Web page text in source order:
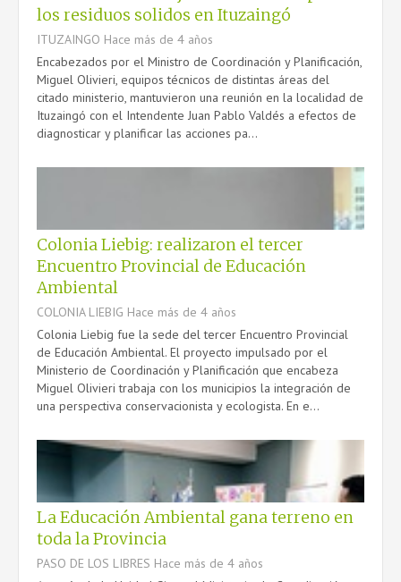
los residuos solidos en Ituzaingó
ITUZAINGO Hace más de 4 años
Encabezados por el Ministro de Coordinación y Planificación,
Miguel Olivieri, equipos técnicos de distintas áreas del
citado ministerio, mantuvieron una reunión en la localidad de
Ituzaingó con el Intendente Juan Pablo Valdés a efectos de
diagnosticar y planificar las acciones pa...
Colonia Liebig: realizaron el tercer
Encuentro Provincial de Educación
Ambiental
COLONIA LIEBIG Hace más de 4 años
Colonia Liebig fue la sede del tercer Encuentro Provincial
de Educación Ambiental. El proyecto impulsado por el
Ministerio de Coordinación y Planificación que encabeza
Miguel Olivieri trabaja con los municipios la integración de
una perspectiva conservacionista y ecologista. En e...
La Educación Ambiental gana terreno en
toda la Provincia
PASO DE LOS LIBRES Hace más de 4 años